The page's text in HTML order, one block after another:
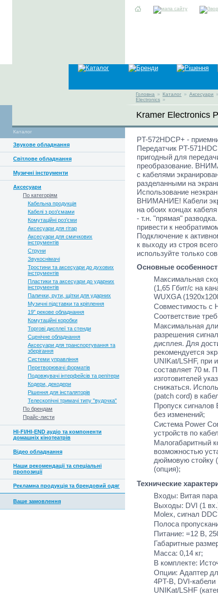
Головна » Каталог » Аксесуари
Electronics »
Kramer Electronics
Каталог
Звукове обладнання
Світлове обладнання
Музичні інструменти
Аксесуари
По категоріям
Кабельна продукція
Кабелі з роз'ємами
Комутаційні роз'єми
Аксесуари для гітар
Аксесуари для смичкових
інструментів
Струни
Звукоснімачі
Тростини та аксесуари до духових
інструментів
Пластики та аксесуари до ударних
інструментів
Палички, рути, щітки для ударних
Музичні підставки та кріплення
19" рекове обладнання
Комутаційні коробки
Торгові дисплеї та стенди
Сценічне обладнання
Аксесуари для транспортування та
зберігання
Системи управління
Перетворювачі форматів
Подовжувачі інтерфейсів та репітери
Кодери, декодери
Рішення для інсталяторів
Телескопічні тримачі типу "вудочка"
По брендам
Прайс-листи
HI-FI/HI-END аудіо та компоненти
домашніх кінотеатрів
Відео обладнання
Наши рекомендації та спеціальні
пропозиції
Рекламна продукція та брендовий одяг
Ваше замовлення
PT-572HDCP+ -
Передатчик PT-
пригодный для
преобразование.
с кабелями
разделанными на
Использование
ВНИМАНИЕ! Кабели
на обоих концах
- т.н. "прямая"
привести к
Подключение к
к выходу из строя
используйте только
Основные
Максимальная
(1,65 Гбит/с на
WUXGA
Совместимость с
Соответствие
Максимальная
разрешения
дисплея. Для
рекомендуется
UNIKat/LSHF, при
составляет 70 м.
изготовителей
снижаться.
(patch cord) в
Пропуск сигналов
без изменений;
Система Power
устройств по
Малогабаритный
возможностью
дюймовую стойку
(опция);
Технические
Входы: Витая
Выходы: DVI (1
Molex, сигнал
Полоса
Питание: =12 В,
Габаритные
Масса: 0,14 кг;
В комплекте:
Опции: Адаптер
4PT-B, DVI-кабели
UNIKat/LSHF